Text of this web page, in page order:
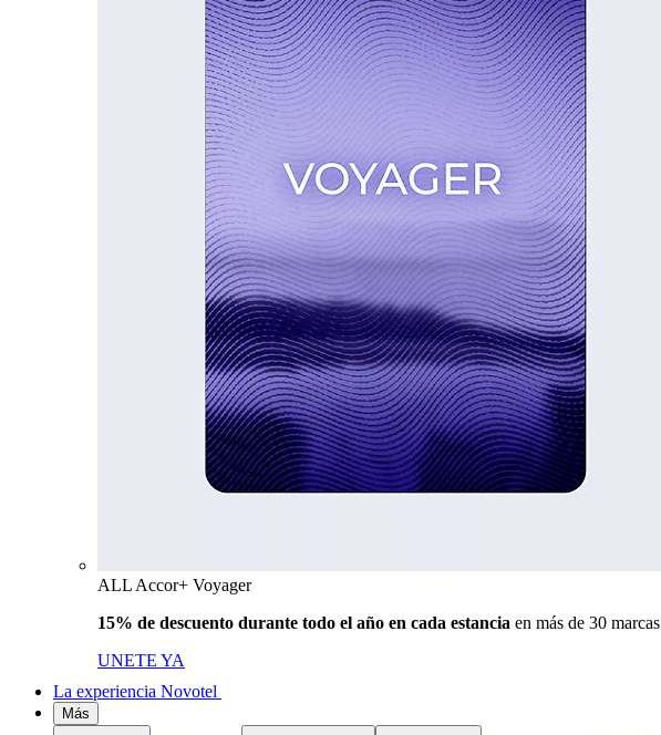
ALL Accor+ Voyager
15% de descuento durante todo el año en cada estancia en más de 30 marcas
UNETE YA
La experiencia Novotel
Más